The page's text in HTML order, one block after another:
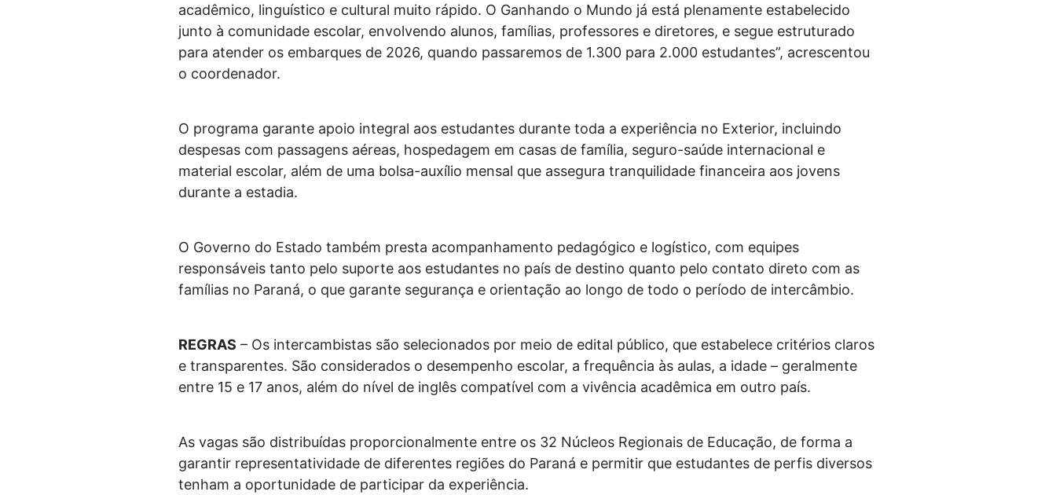
acadêmico, linguístico e cultural muito rápido. O Ganhando o Mundo já está plenamente estabelecido
junto à comunidade escolar, envolvendo alunos, famílias, professores e diretores, e segue estruturado
para atender os embarques de 2026, quando passaremos de 1.300 para 2.000 estudantes”, acrescentou
o coordenador.
O programa garante apoio integral aos estudantes durante toda a experiência no Exterior, incluindo
despesas com passagens aéreas, hospedagem em casas de família, seguro-saúde internacional e
material escolar, além de uma bolsa-auxílio mensal que assegura tranquilidade financeira aos jovens
durante a estadia.
O Governo do Estado também presta acompanhamento pedagógico e logístico, com equipes
responsáveis tanto pelo suporte aos estudantes no país de destino quanto pelo contato direto com as
famílias no Paraná, o que garante segurança e orientação ao longo de todo o período de intercâmbio.
REGRAS – Os intercambistas são selecionados por meio de edital público, que estabelece critérios claros
e transparentes. São considerados o desempenho escolar, a frequência às aulas, a idade – geralmente
entre 15 e 17 anos, além do nível de inglês compatível com a vivência acadêmica em outro país.
As vagas são distribuídas proporcionalmente entre os 32 Núcleos Regionais de Educação, de forma a
garantir representatividade de diferentes regiões do Paraná e permitir que estudantes de perfis diversos
tenham a oportunidade de participar da experiência.